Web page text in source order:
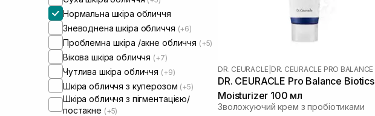
Нормальна шкіра обличчя
Зневоднена шкіра обличчя (+6)
Проблемна шкіра /акне обличчя (+5)
Вікова шкіра обличчя (+7)
Чутлива шкіра обличчя (+9)
Шкіра обличчя з куперозом (+5)
Шкіра обличчя з пігментацією/
постакне (+5)
DR. CEURACLE DR. CEURACLE PRO BALANCE
DR. CEURACLE Pro Balance Biotics
Moisturizer 100 мл
Зволожуючий крем з пробіотиками